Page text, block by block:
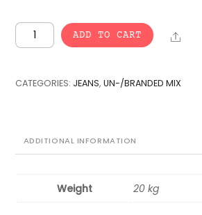
VINTAGE
BULK
&
25
pcs.
quantity
ADD TO CART Share
CATEGORIES: JEANS,UN-/BRANDED MIX
ADDITIONAL INFORMATION
Weight 20 kg